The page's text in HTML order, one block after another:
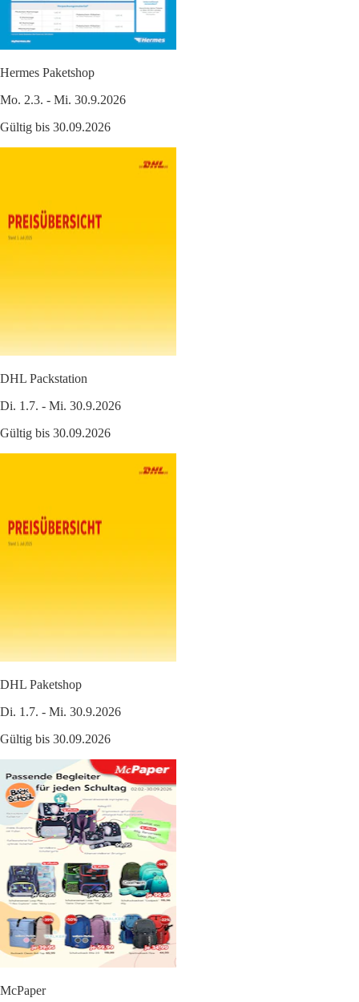
Hermes Paketshop
Mo. 2.3. - Mi. 30.9.2026
Gültig bis 30.09.2026
DHL Packstation
Di. 1.7. - Mi. 30.9.2026
Gültig bis 30.09.2026
DHL Paketshop
Di. 1.7. - Mi. 30.9.2026
Gültig bis 30.09.2026
McPaper